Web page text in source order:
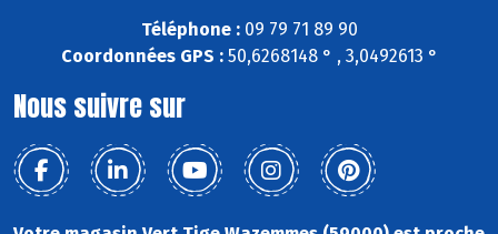
Téléphone :09 79 71 89 90
Coordonnées GPS :50,6268148 ° , 3,0492613 °
Nous suivre sur